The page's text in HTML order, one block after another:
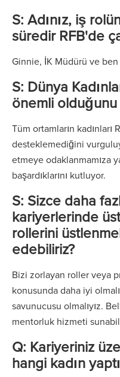
S: Adınız, iş
süredir RFB'de
Ginnie, İK Müdürü ve ben
S: Dünya
önemli
Tüm ortamların
desteklemediğini
etmeye odaklanmamıza
başardıklarını kutluyor.
S: Sizce daha
kariyerlerinde
rollerini
edebiliriz?
Bizi zorlayan roller veya
konusunda daha iyi
savunucusu olmalıyız.
mentorluk hizmeti
Q: Kariyeriniz
hangi kadın